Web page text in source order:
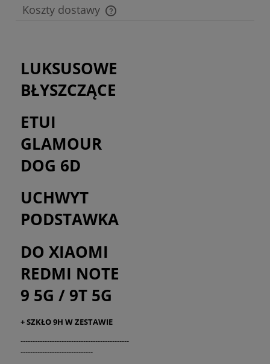
Koszty dostawy
Cena nie zawiera ewentualnych kosztów płatności
LUKSUSOWE
BŁYSZCZĄCE
ETUI
GLAMOUR
DOG 6D
UCHWYT
PODSTAWKA
DO XIAOMI
REDMI NOTE
9 5G / 9T 5G
+ SZKŁO 9H W ZESTAWIE
---------------------------------------------
------------------------------